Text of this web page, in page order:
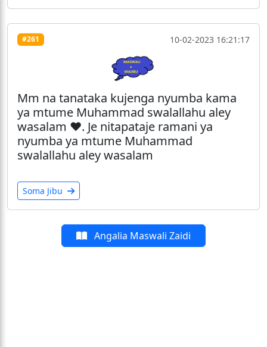
#261 10-02-2023 16:21:17
Mm na tanataka kujenga nyumba kama
ya mtume Muhammad swalallahu aley
wasalam ❤️. Je nitapataje ramani ya
nyumba ya mtume Muhammad
swalallahu aley wasalam
Soma Jibu
Angalia Maswali Zaidi